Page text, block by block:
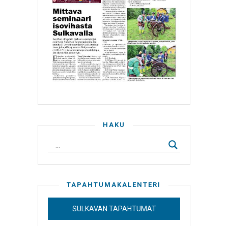
HAKU
TAPAHTUMAKALENTERI
SULKAVAN TAPAHTUMAT